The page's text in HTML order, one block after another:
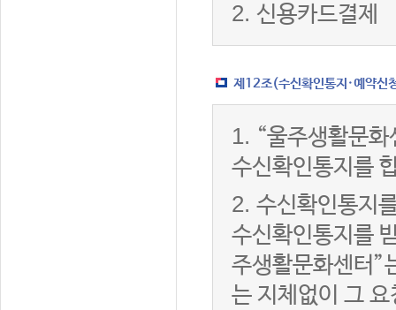
2. 신용카드결제
제12조(수신확인통지·예약신
1. “울주생활문
수신확인통지를
2. 수신확인통지
수신확인통지를
주생활문화센터”
는 지체없이 그